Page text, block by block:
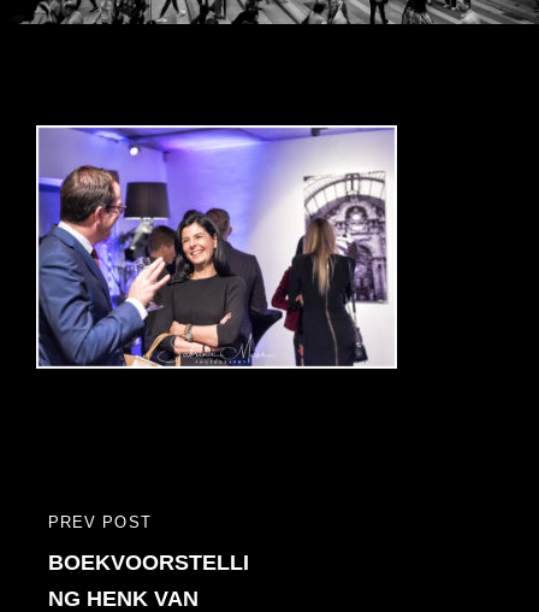
Bericht
navigatie
PREVIOUS
POST
PREV POST
BOEKVOORSTELLI
NG HENK VAN